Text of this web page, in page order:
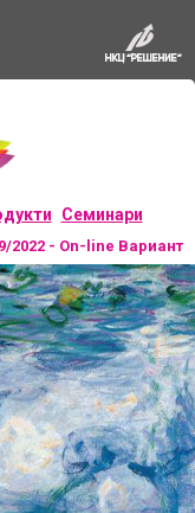
Семинари
2022 - On-line Вариант